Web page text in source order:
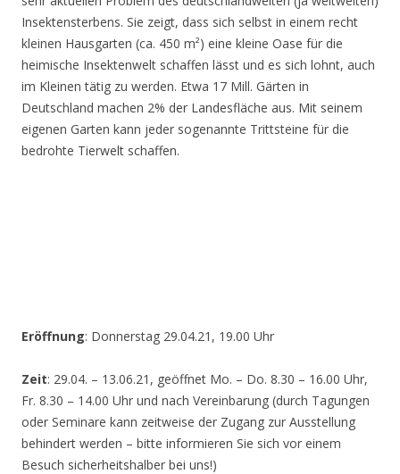
Insektensterbens. Sie zeigt, dass sich selbst in einem recht
kleinen Hausgarten (ca. 450 m²) eine kleine Oase für die
heimische Insektenwelt schaffen lässt und es sich lohnt, auch
im Kleinen tätig zu werden. Etwa 17 Mill. Gärten in
Deutschland machen 2% der Landesfläche aus. Mit seinem
eigenen Garten kann jeder sogenannte Trittsteine für die
bedrohte Tierwelt schaffen.
Eröffnung: Donnerstag 29.04.21, 19.00 Uhr
Zeit: 29.04. – 13.06.21, geöffnet Mo. – Do. 8.30 – 16.00 Uhr,
Fr. 8.30 – 14.00 Uhr und nach Vereinbarung (durch Tagungen
oder Seminare kann zeitweise der Zugang zur Ausstellung
behindert werden – bitte informieren Sie sich vor einem
Besuch sicherheitshalber bei uns!)